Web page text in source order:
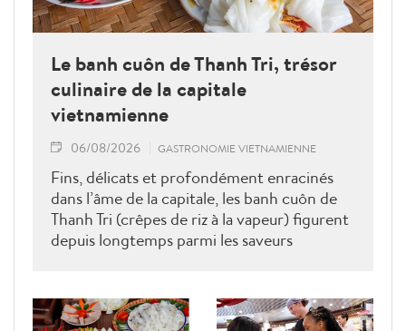
Le banh cuôn de Thanh Tri, trésor
culinaire de la capitale
vietnamienne
06/08/2026 GASTRONOMIE VIETNAMIENNE
Fins, délicats et profondément enracinés
dans l’âme de la capitale, les banh cuôn de
Thanh Tri (crêpes de riz à la vapeur) figurent
depuis longtemps parmi les saveurs